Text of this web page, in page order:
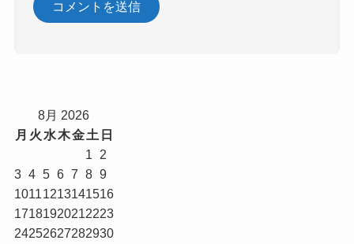
8月 2026
月 火 水木金土 日
1
2
3 4 5 6 7 8 9
10111213141516
17181920212223
24252627282930